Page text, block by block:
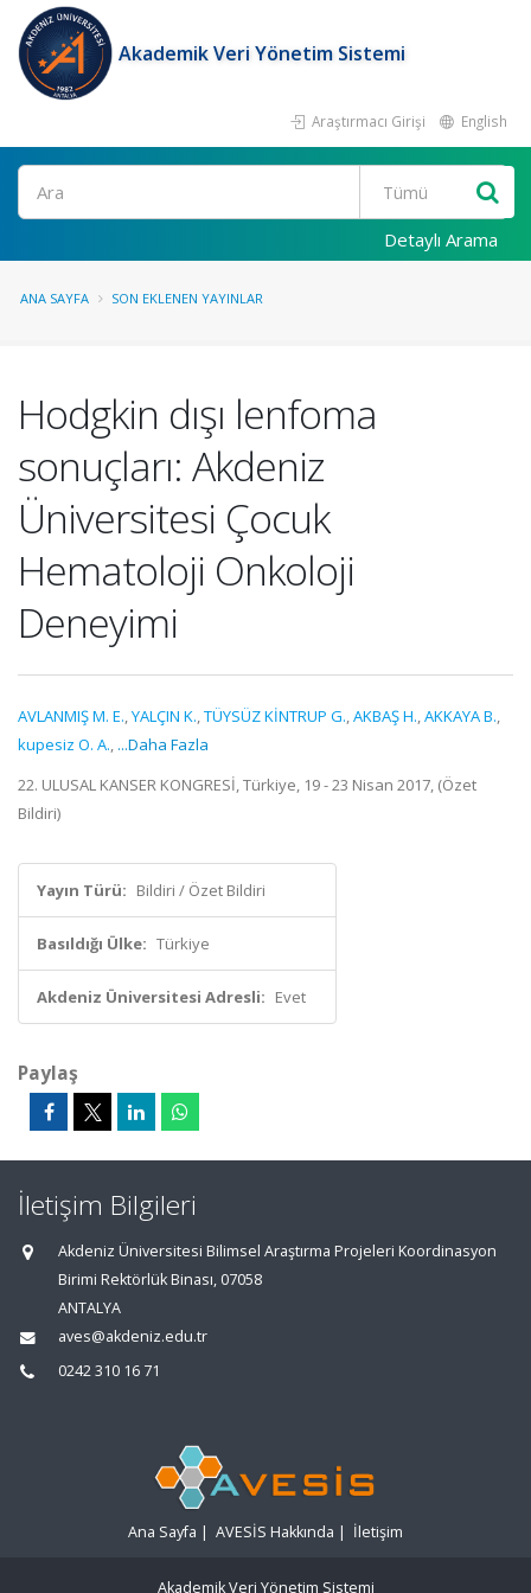
Akademik Veri Yönetim Sistemi
Araştırmacı Girişi English
Ara
Detaylı Arama
ANA SAYFA SON EKLENEN YAYINLAR
Hodgkin dışı lenfoma
sonuçları: Akdeniz
Üniversitesi Çocuk
Hematoloji Onkoloji
Deneyimi
AVLANMIŞ M. E.,YALÇIN K.,TÜYSÜZ KİNTRUP G.,AKBAŞ H.,AKKAYA B.,
kupesiz O. A., ...Daha Fazla
22. ULUSAL KANSER KONGRESİ, Türkiye, 19 - 23 Nisan 2017, (Özet
Bildiri)
Yayın Türü: Bildiri / Özet Bildiri
Basıldığı Ülke: Türkiye
Akdeniz Üniversitesi Adresli: Evet
Paylaş
İletişim Bilgileri
Akdeniz Üniversitesi Bilimsel Araştırma Projeleri Koordinasyon
Birimi Rektörlük Binası, 07058
ANTALYA
aves@akdeniz.edu.tr
0242 310 16 71
Ana Sayfa | AVESİS Hakkında | İletişim
Akademik Veri Yönetim Sistemi